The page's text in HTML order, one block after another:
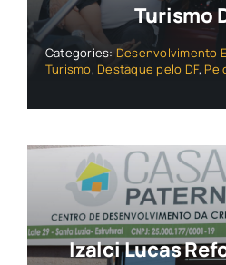
Turismo
Categories: Desenvolvimento
Turismo, Destaque pelo DF,
Izalci Lucas